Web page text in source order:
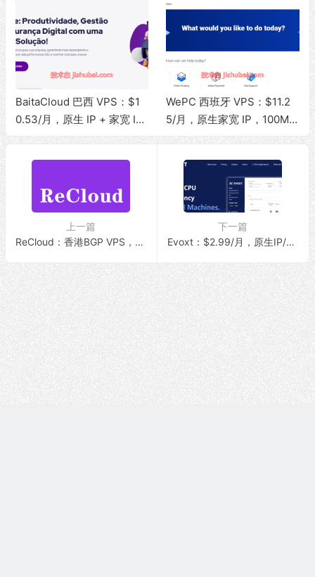
BaitaCloud 巴西 VPS：$1
0.53/月，原生 IP + 家宽 IS
WePC 西班牙 VPS：$11.2
5/月，原生家宽 IP，100Mb
上一篇
ReCloud：香港BGP VPS，香港HE+HKIX/原生IP/保证流媒体解锁/1Gbps带宽@无限流量，199元/月
下一篇
Evoxt：$2.99/月，原生IP/解锁流媒体/1Gbps带宽@无限流量，可选香港/日本/英国/美国/德国/马来西亚地区